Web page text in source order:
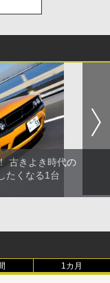
古きよき時代の
たくなる1台
1カ月